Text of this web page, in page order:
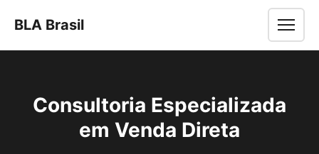
BLA Brasil
Consultoria Especializada
em Venda Direta